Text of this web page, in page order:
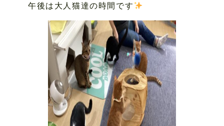
午後は大人猫達の時間です